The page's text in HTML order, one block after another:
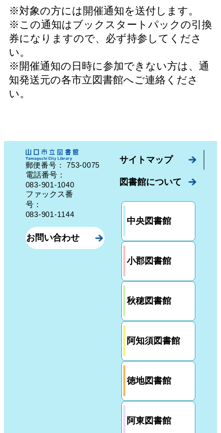
※対象の方には開催通知を送付します。
※この通知はブックスタートパックの引換
券になりますので、必ず持参してくださ
い。
※開催通知の日時に参加できない方は、通
知発送元の各市立図書館へご連絡くださ
い。
郵便番号：753-0075 山口県山口市中園町７番７号
電話番号：
083-901-1040
ファックス番
号：
083-901-1144
お問い合わせ
サイトマップ
図書館について
中央図書館
小郡図書館
秋穂図書館
阿知須図書館
徳地図書館
阿東図書館